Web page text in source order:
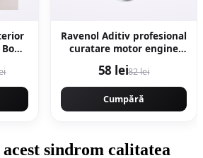
ciment
Ravenol Aditiv profesional
curatare motor engine
58 lei82 lei
Cumpără
sindrom calitatea